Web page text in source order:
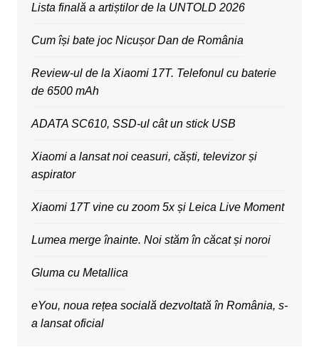
Lista finală a artiștilor de la UNTOLD 2026
Cum își bate joc Nicușor Dan de România
Review-ul de la Xiaomi 17T. Telefonul cu baterie
de 6500 mAh
ADATA SC610, SSD-ul cât un stick USB
Xiaomi a lansat noi ceasuri, căști, televizor și
aspirator
Xiaomi 17T vine cu zoom 5x și Leica Live Moment
Lumea merge înainte. Noi stăm în căcat și noroi
Gluma cu Metallica
eYou, noua rețea socială dezvoltată în România, s-
a lansat oficial